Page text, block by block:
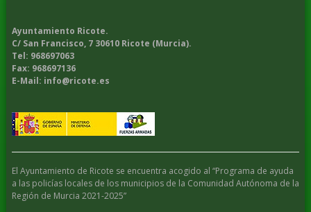
Ayuntamiento Ricote.
C/ San Francisco, 7 30610 Ricote (Murcia).
Tel: 968697063
Fax: 968697136
E-Mail: info@ricote.es
El Ayuntamiento de Ricote se encuentra acogido al “Programa de ayuda
a las policías locales de los municipios de la Comunidad Autónoma de la
Región de Murcia 2021-2025”